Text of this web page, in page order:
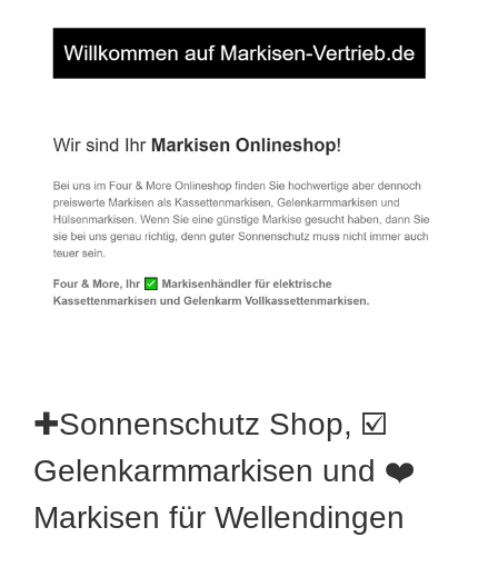
✚Sonnenschutz Shop, ☑️
Gelenkarmmarkisen und ❤️
Markisen für Wellendingen